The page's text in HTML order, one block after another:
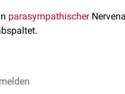
parasympathischer
den Nervus facialis am